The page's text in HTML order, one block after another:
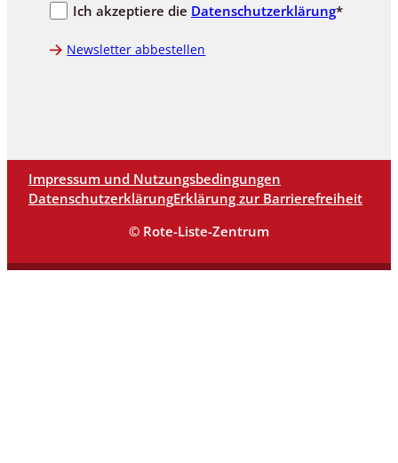
Ich akzeptiere die Datenschutzerklärung*
Newsletter abbestellen
Impressum und Nutzungsbedingungen
DatenschutzerklärungErklärung zur Barrierefreiheit
© Rote-Liste-Zentrum